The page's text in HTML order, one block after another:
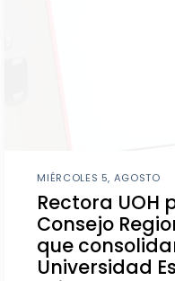
MIÉRCOLES 5, AGOSTO
Rectora UOH
Consejo
que
Universidad